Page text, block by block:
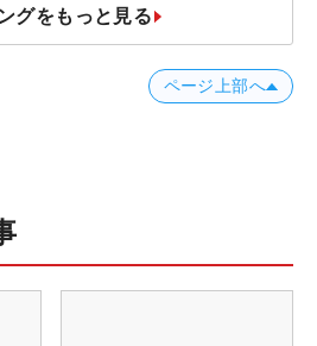
グをもっと見る
ページ上部へ